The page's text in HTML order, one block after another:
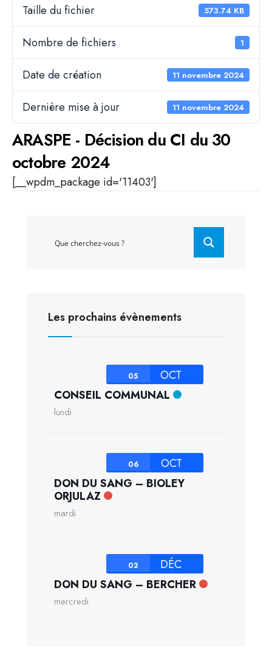
Taille du fichier 573.74 KB
Nombre de fichiers 1
Date de création 11 novembre 2024
Dernière mise à jour 11 novembre 2024
ARASPE - Décision du CI du 30
octobre 2024
[__wpdm_package id='11403']
Les prochains évènements
05
OCT
CONSEIL COMMUNAL
lundi
06
OCT
DON DU SANG – BIOLEY
ORJULAZ
mardi
02
DÉC
DON DU SANG – BERCHER
mercredi